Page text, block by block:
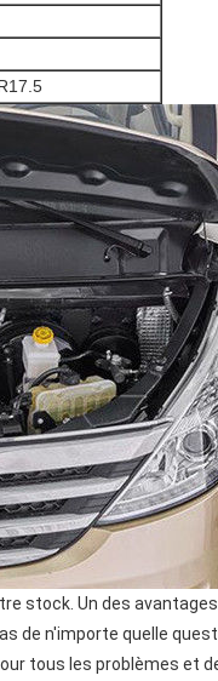
stock. Un des
de n'importe quelle
tous les problèmes et